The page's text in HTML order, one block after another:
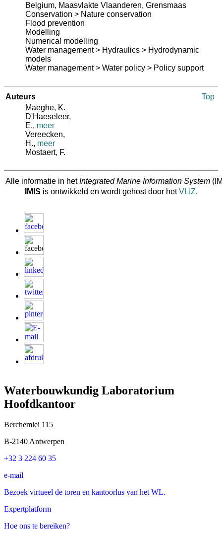
Belgium, Maasvlakte Vlaanderen, Grensmaas
Conservation > Nature conservation
Flood prevention
Modelling
Numerical modelling
Water management > Hydraulics > Hydrodynamic
models
Water management > Water policy > Policy support
Auteurs
Top
Maeghe, K.
D'Haeseleer,
E., meer
Vereecken,
H., meer
Mostaert, F.
Alle informatie in hetIntegrated Marine Information System
IMIS is ontwikkeld en wordt gehost door hetVLIZ.
Waterbouwkundig Laboratorium
Hoofdkantoor
Berchemlei 115
B-2140 Antwerpen
+32 3 224 60 35
e-mail
Bezoek virtueel de toren en kantoorlus van het WL.
Expertplatform
Hoe ons te bereiken?